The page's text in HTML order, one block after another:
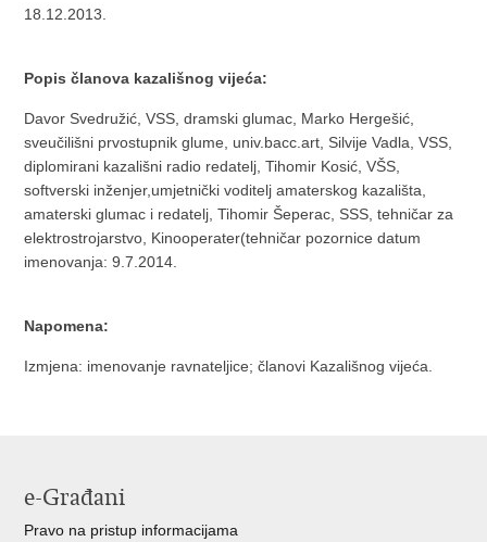
18.12.2013.
Popis članova kazališnog vijeća:
Davor Svedružić, VSS, dramski glumac, Marko Hergešić,
sveučilišni prvostupnik glume, univ.bacc.art, Silvije Vadla, VSS,
diplomirani kazališni radio redatelj, Tihomir Kosić, VŠS,
softverski inženjer,umjetnički voditelj amaterskog kazališta,
amaterski glumac i redatelj, Tihomir Šeperac, SSS, tehničar za
elektrostrojarstvo, Kinooperater(tehničar pozornice datum
imenovanja: 9.7.2014.
Napomena:
Izmjena: imenovanje ravnateljice; članovi Kazališnog vijeća.
e-Građani
Pravo na pristup informacijama